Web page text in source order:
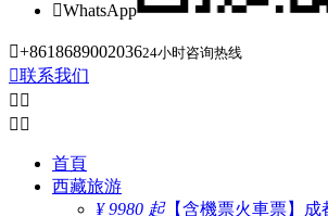
WhatsApp
+861868900203624小时咨询热线
联系我们
 
 
首頁
西藏旅游
¥ 9980 起【含機票火車票】成